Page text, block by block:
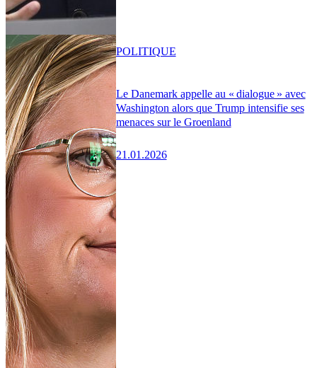
Le Danemark appelle au « dialogue » avec
Washington alors que Trump intensifie ses
menaces sur le Groenland
21.01.2026
POLITIQUE